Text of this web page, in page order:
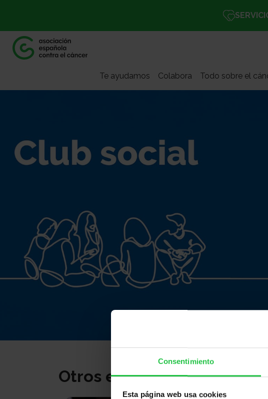
Consentimiento
Esta página web usa cookies
Te ayudamos Colabora Todo sobre el
Otros eventos